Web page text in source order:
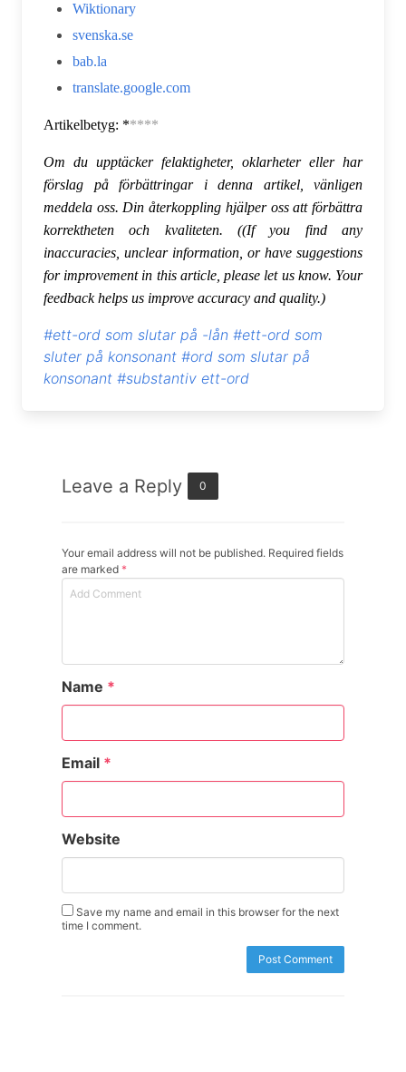
Wiktionary
svenska.se
bab.la
translate.google.com
Artikelbetyg: *****
Om du upptäcker felaktigheter, oklarheter eller har
förslag på förbättringar i denna artikel, vänligen
meddela oss. Din återkoppling hjälper oss att förbättra
korrektheten och kvaliteten. ((If you find any
inaccuracies, unclear information, or have suggestions
for improvement in this article, please let us know. Your
feedback helps us improve accuracy and quality.)
#ett-ord som slutar på -lån #ett-ord som
sluter på konsonant #ord som slutar på
konsonant #substantiv ett-ord
Leave a Reply 0
Your email address will not be published. Required fields
are marked *
Name *
Email *
Website
Save my name and email in this browser for the next
time I comment.